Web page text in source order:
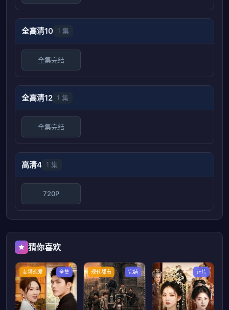
全高清10 1 集
全集完结
全高清12 1 集
全集完结
高清4 1 集
720P
猜你喜欢
女频恋爱 全集 现代都市 完结 正片